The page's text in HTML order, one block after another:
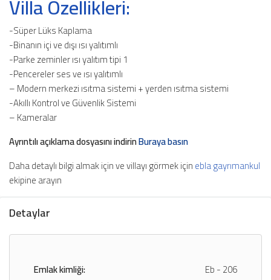
-Süper Lüks Kaplama
-Binanın içi ve dışı ısı yalıtımlı
-Parke zeminler ısı yalıtım tipi 1
-Pencereler ses ve ısı yalıtımlı
– Modern merkezi ısıtma sistemi + yerden ısıtma sistemi
-Akıllı Kontrol ve Güvenlik Sistemi
– Kameralar
Ayrıntılı açıklama dosyasını indirinBuraya basın
Daha detaylı bilgi almak için ve villayı görmek içinebla gayrımankul
ekipine arayın
Detaylar
Emlak kimliği: Eb - 206